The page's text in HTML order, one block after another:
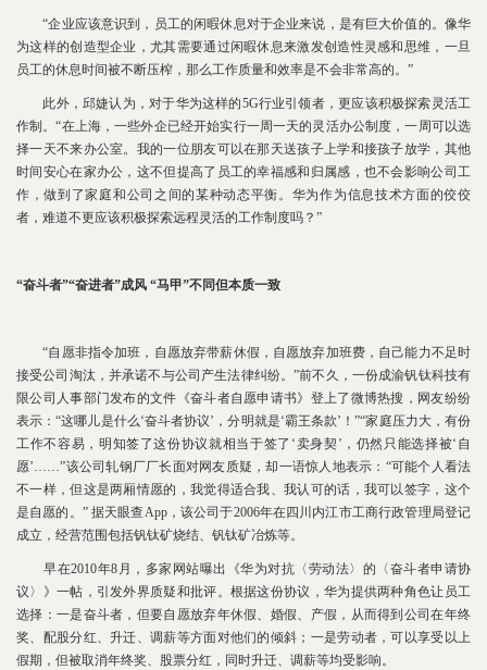
“企业应该意识到，员工的闲暇休息对于企业来说，是有巨大价值的。像华
为这样的创造型企业，尤其需要通过闲暇休息来激发创造性灵感和思维，一旦
员工的休息时间被不断压榨，那么工作质量和效率是不会非常高的。”
此外，邱婕认为，对于华为这样的5G行业引领者，更应该积极探索灵活工
作制。“在上海，一些外企已经开始实行一周一天的灵活办公制度，一周可以选
择一天不来办公室。我的一位朋友可以在那天送孩子上学和接孩子放学，其他
时间安心在家办公，这不但提高了员工的幸福感和归属感，也不会影响公司工
作，做到了家庭和公司之间的某种动态平衡。华为作为信息技术方面的佼佼
者，难道不更应该积极探索远程灵活的工作制度吗？”
“奋斗者”“奋进者”成风 “马甲”不同但本质一致
“自愿非指令加班，自愿放弃带薪休假，自愿放弃加班费，自己能力不足时
接受公司淘汰，并承诺不与公司产生法律纠纷。”前不久，一份成渝钒钛科技有
限公司人事部门发布的文件《奋斗者自愿申请书》登上了微博热搜，网友纷纷
表示：“这哪儿是什么‘奋斗者协议’，分明就是‘霸王条款’！”“家庭压力大，有份
工作不容易，明知签了这份协议就相当于签了‘卖身契’，仍然只能选择被‘自
愿’……”该公司轧钢厂厂长面对网友质疑，却一语惊人地表示：“可能个人看法
不一样，但这是两厢情愿的，我觉得适合我、我认可的话，我可以签字，这个
是自愿的。” 据天眼查App，该公司于2006年在四川内江市工商行政管理局登记
成立，经营范围包括钒钛矿烧结、钒钛矿冶炼等。
早在2010年8月，多家网站曝出《华为对抗〈劳动法〉的〈奋斗者申请协
议〉》一帖，引发外界质疑和批评。根据这份协议，华为提供两种角色让员工
选择：一是奋斗者，但要自愿放弃年休假、婚假、产假，从而得到公司在年终
奖、配股分红、升迁、调薪等方面对他们的倾斜；一是劳动者，可以享受以上
假期，但被取消年终奖、股票分红，同时升迁、调薪等均受影响。